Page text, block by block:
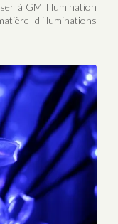
à GM Illumination
d'illuminations